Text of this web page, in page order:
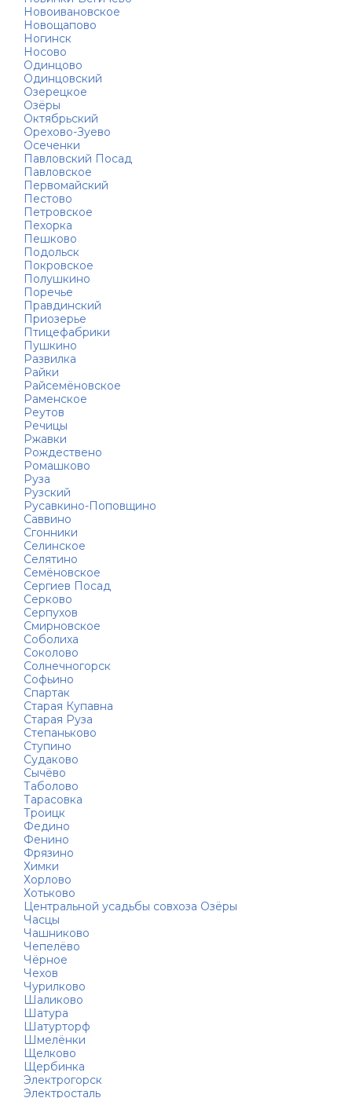
Новоивановское
Новощапово
Ногинск
Носово
Одинцово
Одинцовский
Озерецкое
Озёры
Октябрьский
Орехово-Зуево
Осеченки
Павловский Посад
Павловское
Первомайский
Пестово
Петровское
Пехорка
Пешково
Подольск
Покровское
Полушкино
Поречье
Правдинский
Приозерье
Птицефабрики
Пушкино
Развилка
Райки
Райсемёновское
Раменское
Реутов
Речицы
Ржавки
Рождествено
Ромашково
Руза
Рузский
Русавкино-Поповщино
Саввино
Сгонники
Селинское
Селятино
Семёновское
Сергиев Посад
Серково
Серпухов
Смирновское
Соболиха
Соколово
Солнечногорск
Софьино
Спартак
Старая Купавна
Старая Руза
Степаньково
Ступино
Судаково
Сычёво
Таболово
Тарасовка
Троицк
Федино
Фенино
Фрязино
Химки
Хорлово
Хотьково
Центральной усадьбы совхоза Озёры
Часцы
Чашниково
Чепелёво
Чёрное
Чехов
Чурилково
Шаликово
Шатура
Шатурторф
Шмелёнки
Щелково
Щербинка
Электрогорск
Электросталь